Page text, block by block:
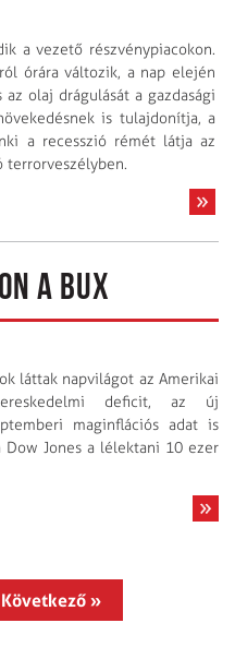
a vezető részvénypiacokon.
órára változik, a nap elején
olaj drágulását a gazdasági
is tulajdonítja, a
a recesszió rémét látja az
terrorveszélyben.
A BUX
láttak napvilágot az Amerikai
deficit, az új
maginflációs adat is
Dow Jones a lélektani 10 ezer
Következő »